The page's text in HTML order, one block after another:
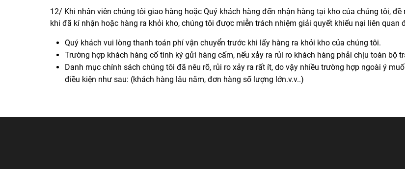
12/ Khi nhân viên chúng tôi giao hàng hoặc Quý khách hàng đến nhận hàng tại kho của chúng tôi,
khi đã kí nhận hoặc hàng ra khỏi kho, chúng tôi được miễn trách nhiệm giải quyết khiếu nại liên quan
Quý khách vui lòng thanh toán phí vận chuyển trước khi lấy hàng ra khỏi kho của chúng tôi.
Trường hợp khách hàng cố tình ký gửi hàng cấm, nếu xảy ra rủi ro khách hàng phải chịu toàn bộ
Danh mục chính sách chúng tôi đã nêu rõ, rủi ro xảy ra rất ít, do vậy nhiều trường hợp ngoài ý
điều kiện như sau: (khách hàng lâu năm, đơn hàng số lượng lớn.v.v..)